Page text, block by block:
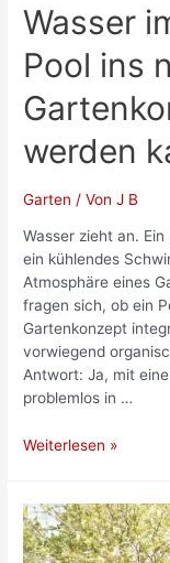
Wasser
Pool ins
werden
Garten / VonJ B
Wasser zieht an.
ein kühlendes
Atmosphäre eines
fragen sich, ob ein
Gartenkonzept
vorwiegend
Antwort: Ja, mit
problemlos in …
Wasser
Wie
ein
Weiterlesen »